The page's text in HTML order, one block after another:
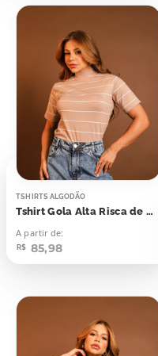
TSHIRTS ALGODÃO
Tshirt Gola Alta Risca de Giz Marrom Mink
A partir de:
R$ 85,98